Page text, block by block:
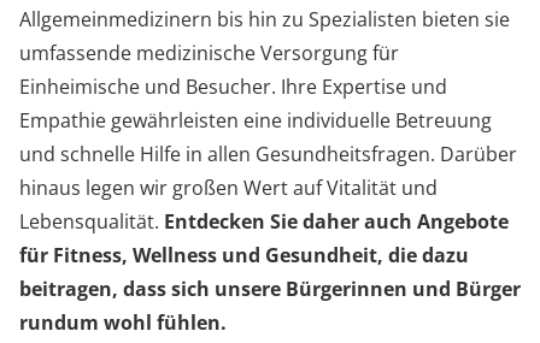
Allgemeinmedizinern bis hin zu Spezialisten bieten sie
umfassende medizinische Versorgung für
Einheimische und Besucher. Ihre Expertise und
Empathie gewährleisten eine individuelle Betreuung
und schnelle Hilfe in allen Gesundheitsfragen. Darüber
hinaus legen wir großen Wert auf Vitalität und
Lebensqualität. Entdecken Sie daher auch Angebote
für Fitness, Wellness und Gesundheit, die dazu
beitragen, dass sich unsere Bürgerinnen und Bürger
rundum wohl fühlen.